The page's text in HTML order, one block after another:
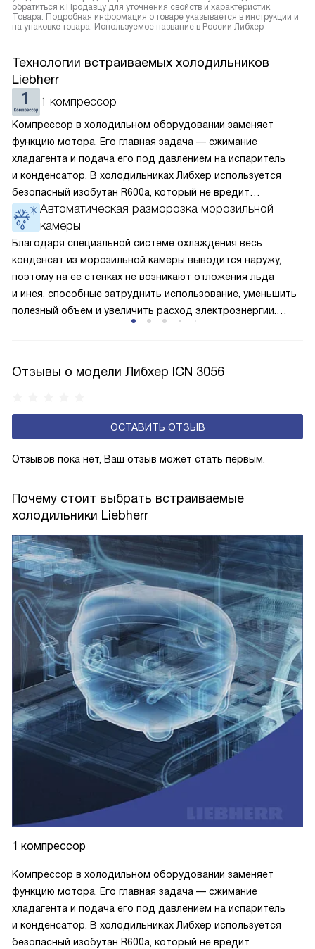
обратиться к Продавцу для уточнения свойств и характеристик
Товара. Подробная информация о товаре указывается в инструкции и
на упаковке товара. Используемое название в России Либхер
Технологии встраиваемых холодильников
Liebherr
1 компрессор
Компрессор в холодильном оборудовании заменяет
функцию мотора. Его главная задача — сжимание
хладагента и подача его под давлением на испаритель
и конденсатор. В холодильниках Либхер используется
безопасный изобутан R600a, который не вредит
окружающей среде. Компрессор перегоняет его
по охладительному контуру по принципу насоса. Чем
лучше работает «мотор» прибора, тем качественнее
и быстрее происходит охлаждение, затрачивается
меньше электроэнергии.
Автоматическая разморозка морозильной
камеры
Благодаря специальной системе охлаждения весь
конденсат из морозильной камеры выводится наружу,
поэтому на ее стенках не возникают отложения льда
и инея, способные затруднить использование, уменьшить
полезный объем и увеличить расход электроэнергии.
Отзывы о модели Либхер ICN 3056
ОСТАВИТЬ ОТЗЫВ
Отзывов пока нет, Ваш отзыв может стать первым.
Почему стоит выбрать встраиваемые
холодильники Liebherr
1 компрессор
Компрессор в холодильном оборудовании заменяет
функцию мотора. Его главная задача — сжимание
хладагента и подача его под давлением на испаритель
и конденсатор. В холодильниках Либхер используется
безопасный изобутан R600a, который не вредит